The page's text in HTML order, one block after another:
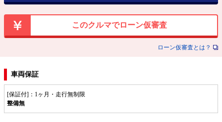
このクルマでローン仮審査
ローン仮審査とは？
車両保証
[保証付]：1ヶ月・走行無制限
整備無